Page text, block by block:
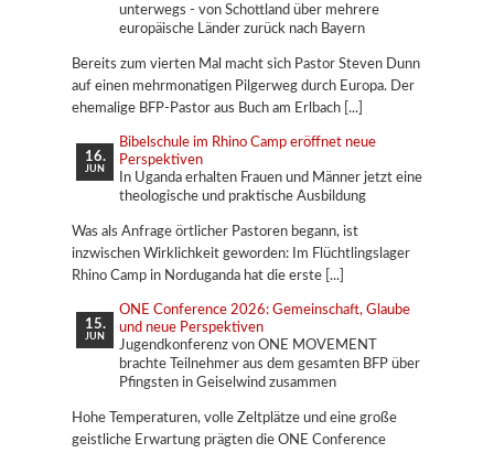
unterwegs - von Schottland über mehrere
europäische Länder zurück nach Bayern
Bereits zum vierten Mal macht sich Pastor Steven Dunn
auf einen mehrmonatigen Pilgerweg durch Europa. Der
ehemalige BFP-Pastor aus Buch am Erlbach
16.
JUN
Bibelschule im Rhino Camp eröffnet neue
Perspektiven
In Uganda erhalten Frauen und Männer jetzt eine
theologische und praktische Ausbildung
Was als Anfrage örtlicher Pastoren begann, ist
inzwischen Wirklichkeit geworden: Im Flüchtlingslager
Rhino Camp in Norduganda hat die erste
15.
JUN
ONE Conference 2026: Gemeinschaft, Glaube
und neue Perspektiven
Jugendkonferenz von ONE MOVEMENT
brachte Teilnehmer aus dem gesamten BFP über
Pfingsten in Geiselwind zusammen
Hohe Temperaturen, volle Zeltplätze und eine große
geistliche Erwartung prägten die ONE Conference